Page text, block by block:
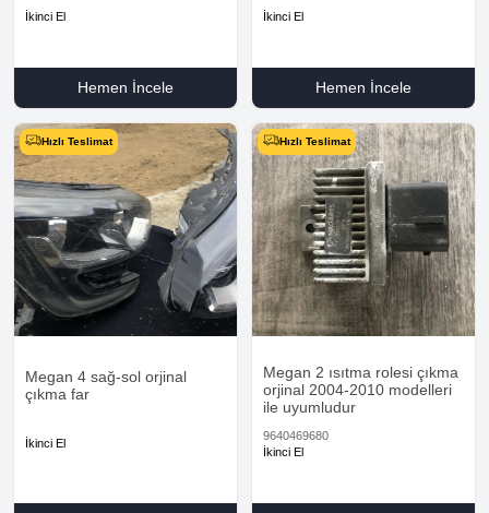
İkinci El
Hemen İncele
İkinci El
Hemen İncele
Hızlı Teslimat
Megan 4 sağ-sol orjinal
çıkma far
İkinci El
Hızlı Teslimat
Megan 2 ısıtma rolesi çıkma
orjinal 2004-2010 modelleri
ile uyumludur
9640469680
İkinci El